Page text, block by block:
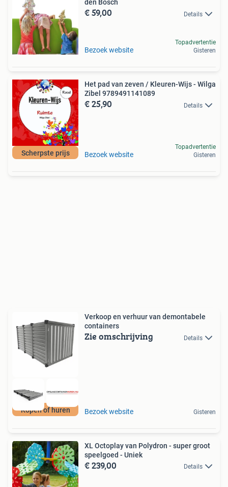
den Bosch
€ 59,00 Details
Bezoek website
Topadvertentie
Gisteren
Scherpste prijs
Het pad van zeven / Kleuren-Wijs - Wilga
Zibel 9789491141089
€ 25,90 Details
Bezoek website
Topadvertentie
Gisteren
Kopen of huren
Verkoop en verhuur van demontabele
containers
Zie omschrijving Details
Bezoek website Gisteren
XL Octoplay van Polydron - super groot
speelgoed - Uniek
€ 239,00 Details